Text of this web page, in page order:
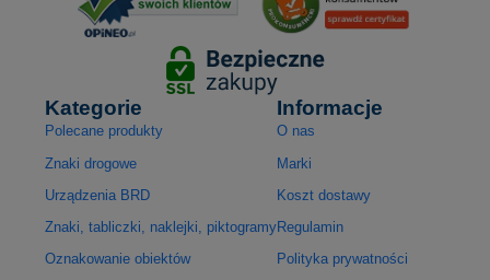
Kategorie
Polecane produkty
Znaki drogowe
Urządzenia BRD
Znaki, tabliczki, naklejki, piktogramy
Oznakowanie obiektów
Informacje
O nas
Marki
Koszt dostawy
Regulamin
Polityka prywatności